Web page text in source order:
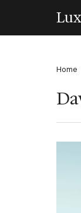
Home